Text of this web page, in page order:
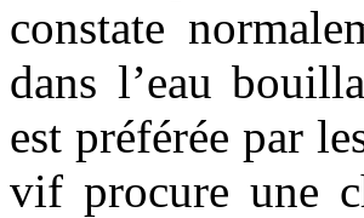
constate
dans l’eau
est préférée par
vif procure une